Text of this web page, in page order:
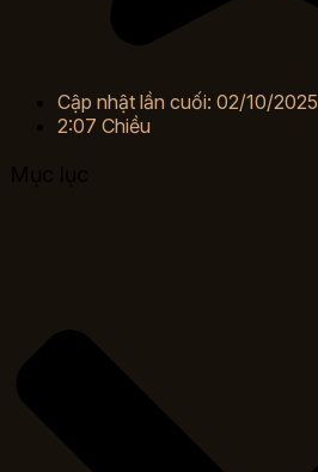
Cập nhật lần cuối: 02/10/2025
2:07 Chiều